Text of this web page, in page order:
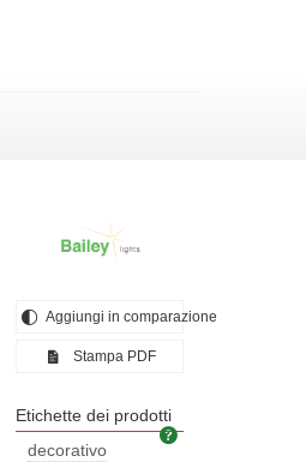
Aggiungi in comparazione
Stampa PDF
Etichette dei prodotti
Etichette dei
decorativo